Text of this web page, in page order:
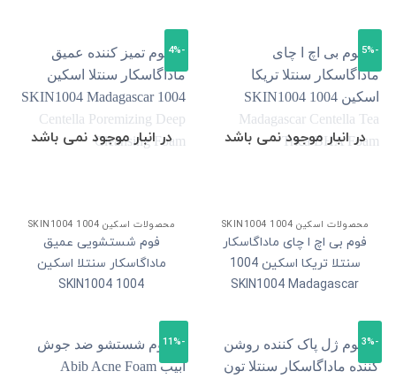
-5%
در انبار موجود نمی باشد
محصولات اسکین 1004 SKIN1004
فوم بی اچ ا چای ماداگاسکار
سنتلا تریکا اسکین 1004
SKIN1004 Madagascar
-4%
در انبار موجود نمی باشد
محصولات اسکین 1004 SKIN1004
فوم شستشویی عمیق
ماداگاسکار سنتلا اسکین
1004 SKIN1004
Cleansing Foam
-3%
-11%